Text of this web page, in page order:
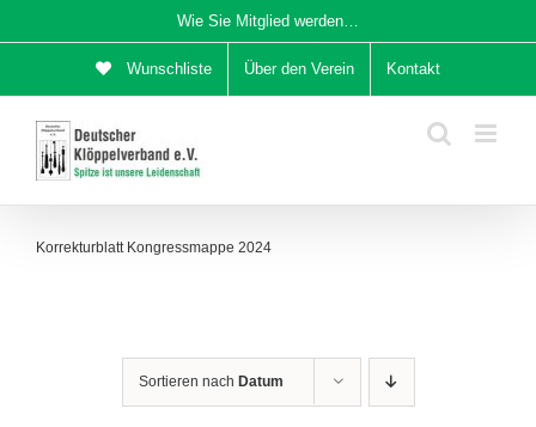
Inhalt
Wie Sie Mitglied werden…
Wunschliste Über den Verein Kontakt
Korrekturblatt Kongressmappe 2024
Sortieren nach Datum